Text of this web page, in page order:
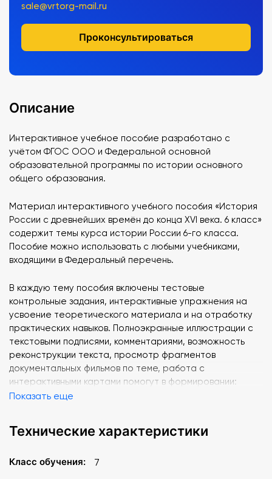
sale@vrtorg-mail.ru
Проконсультироваться
Описание
Интерактивное учебное пособие разработано с
учётом ФГОС ООО и Федеральной основной
образовательной программы по истории основного
общего образования.
Материал интерактивного учебного пособия «История
России с древнейших времён до конца XVI века. 6 класс»
содержит темы курса истории России 6-го класса.
Пособие можно использовать с любыми учебниками,
входящими в Федеральный перечень.
В каждую тему пособия включены тестовые
контрольные задания, интерактивные упражнения на
усвоение теоретического материала и на отработку
практических навыков. Полноэкранные иллюстрации с
текстовыми подписями, комментариями, возможность
реконструкции текста, просмотр фрагментов
документальных фильмов по теме, работа с
интерактивными картами помогут в формировании:
знания об основных этапах и ключевых событиях
умения определять последовательность и длительность
исторической карте территории расселения народов,
Показать еще
Технические характеристики
Класс обучения: 7